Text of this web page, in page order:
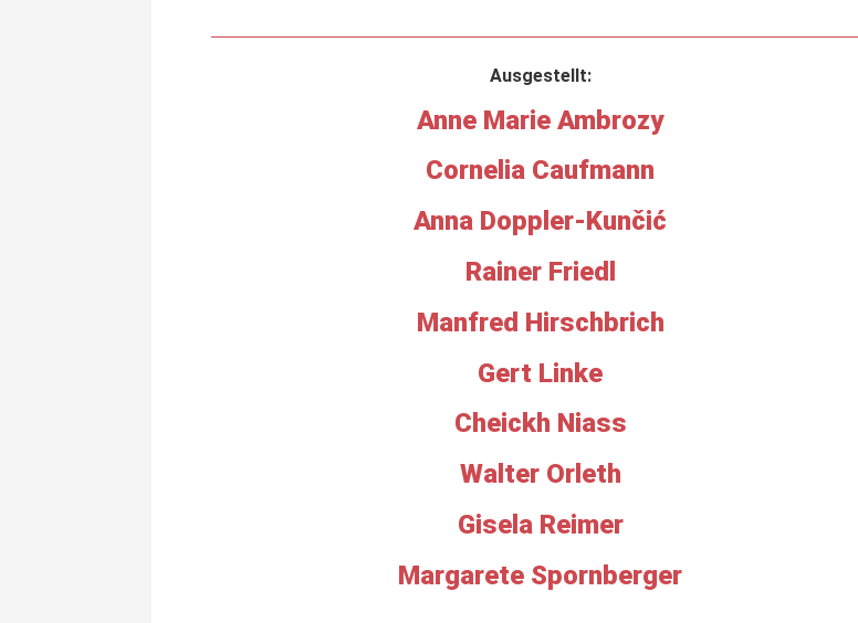
Ausgestellt:
Anne Marie Ambrozy
Cornelia Caufmann
Anna Doppler-Kunčić
Rainer Friedl
Manfred Hirschbrich
Gert Linke
Cheickh Niass
Walter Orleth
Gisela Reimer
Margarete Spornberger